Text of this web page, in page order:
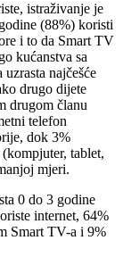
istraživanje je
(88%) koristi
i to da Smart TV
kućanstva sa
najčešće
drugo dijete
drugom članu
telefon
dok 3%
tablet,
mjeri.
0 do 3 godine
internet, 64%
Smart TV-a i 9%